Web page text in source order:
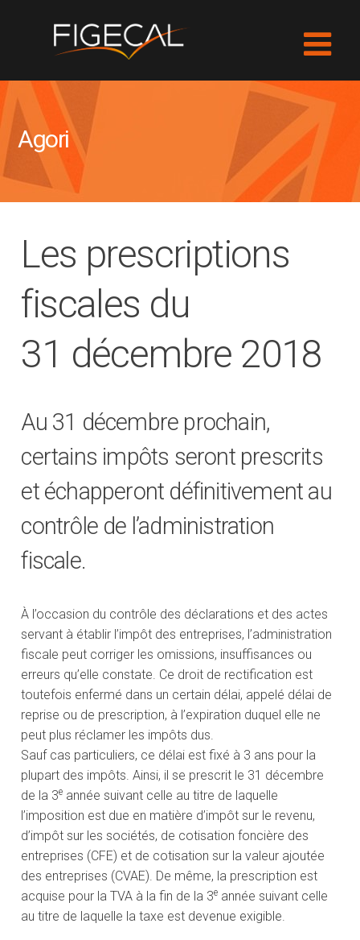
Agori
Les prescriptions
fiscales du
31 décembre 2018
Au 31 décembre prochain,
certains impôts seront prescrits
et échapperont définitivement au
contrôle de l’administration
fiscale.
À l’occasion du contrôle des déclarations et des actes
servant à établir l’impôt des entreprises, l’administration
fiscale peut corriger les omissions, insuffisances ou
erreurs qu’elle constate. Ce droit de rectification est
toutefois enfermé dans un certain délai, appelé délai de
reprise ou de prescription, à l’expiration duquel elle ne
peut plus réclamer les impôts dus.
Sauf cas particuliers, ce délai est fixé à 3 ans pour la
plupart des impôts. Ainsi, il se prescrit le 31 décembre
de la 3e année suivant celle au titre de laquelle
l’imposition est due en matière d’impôt sur le revenu,
d’impôt sur les sociétés, de cotisation foncière des
entreprises (CFE) et de cotisation sur la valeur ajoutée
des entreprises (CVAE). De même, la prescription est
acquise pour la TVA à la fin de la 3e année suivant celle
au titre de laquelle la taxe est devenue exigible.